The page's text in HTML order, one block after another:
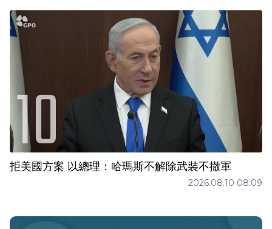
拒美國方案 以總理：哈瑪斯不解除武裝不撤軍
2026.08.10 08:09